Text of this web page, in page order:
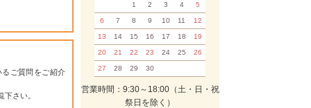
ご質問をご紹介
下さい。
1 2 3 4 5
6 7 8 9 10 11 12
13 14 15 16 17 18 19
20 21 22 23 24 25 26
27 28 29 30
営業時間：9:30～18:00（土・日・祝
祭日を除く）